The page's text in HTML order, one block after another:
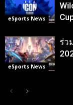
eSports News
eSports News
ร่ว